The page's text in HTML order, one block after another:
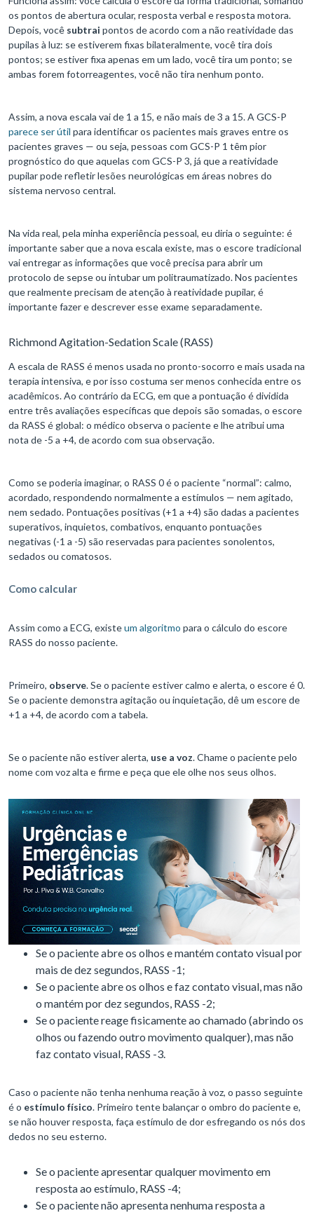
os pontos de abertura ocular, resposta verbal e resposta motora.
Depois, você subtrai pontos de acordo com a não reatividade das
pupilas à luz: se estiverem fixas bilateralmente, você tira dois
pontos; se estiver fixa apenas em um lado, você tira um ponto; se
ambas forem fotorreagentes, você não tira nenhum ponto.
Assim, a nova escala vai de 1 a 15, e não mais de 3 a 15. A GCS-P
parece ser útil para identificar os pacientes mais graves entre os
pacientes graves — ou seja, pessoas com GCS-P 1 têm pior
prognóstico do que aquelas com GCS-P 3, já que a reatividade
pupilar pode refletir lesões neurológicas em áreas nobres do
sistema nervoso central.
Na vida real, pela minha experiência pessoal, eu diria o seguinte: é
importante saber que a nova escala existe, mas o escore tradicional
vai entregar as informações que você precisa para abrir um
protocolo de sepse ou intubar um politraumatizado. Nos pacientes
que realmente precisam de atenção à reatividade pupilar, é
importante fazer e descrever esse exame separadamente.
Richmond Agitation-Sedation Scale (RASS)
A escala de RASS é menos usada no pronto-socorro e mais usada na
terapia intensiva, e por isso costuma ser menos conhecida entre os
acadêmicos. Ao contrário da ECG, em que a pontuação é dividida
entre três avaliações específicas que depois são somadas, o escore
da RASS é global: o médico observa o paciente e lhe atribui uma
nota de -5 a +4, de acordo com sua observação.
Como se poderia imaginar, o RASS 0 é o paciente “normal”: calmo,
acordado, respondendo normalmente a estímulos — nem agitado,
nem sedado. Pontuações positivas (+1 a +4) são dadas a pacientes
superativos, inquietos, combativos, enquanto pontuações
negativas (-1 a -5) são reservadas para pacientes sonolentos,
sedados ou comatosos.
Como calcular
Assim como a ECG, existeum algoritmo para o cálculo do escore
RASS do nosso paciente.
Primeiro, observe. Se o paciente estiver calmo e alerta, o escore é 0.
Se o paciente demonstra agitação ou inquietação, dê um escore de
+1 a +4, de acordo com a tabela.
Se o paciente não estiver alerta, use a voz. Chame o paciente pelo
nome com voz alta e firme e peça que ele olhe nos seus olhos.
Se o paciente abre os olhos e mantém contato visual por
mais de dez segundos, RASS -1;
Se o paciente abre os olhos e faz contato visual, mas não
o mantém por dez segundos, RASS -2;
Se o paciente reage fisicamente ao chamado (abrindo os
olhos ou fazendo outro movimento qualquer), mas não
faz contato visual, RASS -3.
Caso o paciente não tenha nenhuma reação à voz, o passo seguinte
é o estímulo físico. Primeiro tente balançar o ombro do paciente e,
se não houver resposta, faça estímulo de dor esfregando os nós dos
dedos no seu esterno.
Se o paciente apresentar qualquer movimento em
resposta ao estímulo, RASS -4;
Se o paciente não apresenta nenhuma resposta a